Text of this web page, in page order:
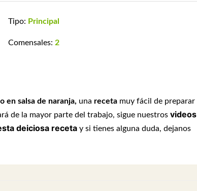
Tipo: Principal
Comensales: 2
en salsa de naranja, una receta muy fácil de preparar
de la mayor parte del trabajo, sigue nuestros videos
deiciosa receta y si tienes alguna duda, dejanos